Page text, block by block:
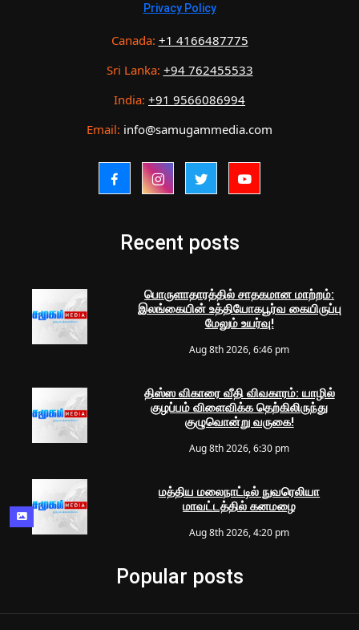
Privacy Policy
Canada: +1 4166487775
Sri Lanka: +94 762455533
India: +91 9566086994
Email: info@samugammedia.com
Recent posts
பொருளாதாரத்தில் சாதகமான மாற்றம்:
இலங்கையின் உத்தியோகபூர்வ கையிருப்பு
மேலும் உயர்வு!
Aug 8th 2026, 6:46 pm
திஸ்ஸ விகாரை வீதி விவகாரம்: யாழில்
குழப்பம் விளைவிக்க தெற்கிலிருந்து
குழுவொன்று வருகை!
Aug 8th 2026, 6:30 pm
மத்திய மலைநாட்டில் நுவரெலியா
மாவட்டத்தில் கனமழை
Aug 8th 2026, 4:20 pm
Popular posts